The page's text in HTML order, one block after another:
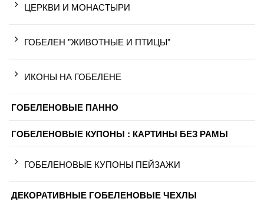
ЦЕРКВИ И МОНАСТЫРИ
ГОБЕЛЕН "ЖИВОТНЫЕ И ПТИЦЫ"
ИКОНЫ НА ГОБЕЛЕНЕ
ГОБЕЛЕНОВЫЕ ПАННО
ГОБЕЛЕНОВЫЕ КУПОНЫ : КАРТИНЫ БЕЗ РАМЫ
ГОБЕЛЕНОВЫЕ КУПОНЫ ПЕЙЗАЖИ
ДЕКОРАТИВНЫЕ ГОБЕЛЕНОВЫЕ ЧЕХЛЫ